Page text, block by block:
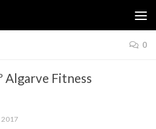
0
Algarve Fitness
2017